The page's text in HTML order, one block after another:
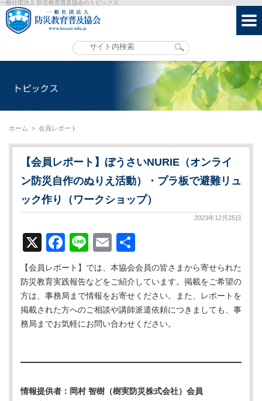
一般社団法人 防災教育普及協会のトピックス
ホーム > 会員レポート
【会員レポート】ぼうさいNURIE（オンライ
ン防災自作のぬりえ活動）・プラ板で避難リュ
ック作り（ワークショップ）
2023年12月25日
X Facebook
LineEmail
有
【会員レポート】では、本協会会員の皆さまから寄せられた
防災教育実践報告などをご紹介しています。掲載をご希望の
方は、事務局まで情報をお寄せください。また、レポートを
掲載された方へのご相談や講師派遣依頼につきましても、事
務局までお気軽にお問い合わせください。
情報提供者：岡村 智樹（樹実防災株式会社）会員